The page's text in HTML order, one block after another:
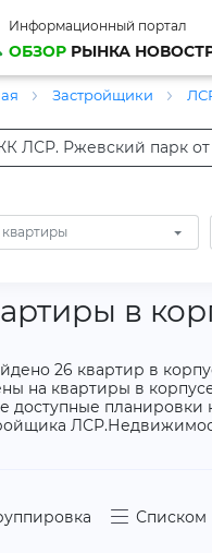
Информационный портал
ОБЗОР РЫНКА
Застройщики
ЛСР. Ржевский парк
квартиры
в
26 квартир в
на квартиры в
доступные
Списком